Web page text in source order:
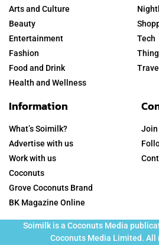
Arts and Culture
Beauty
Entertainment
Fashion
Food and Drink
Health and Wellness
Tech
Travel
Information
What’s Soimilk?
Advertise with us
Work with us
Coconuts
Grove Coconuts Brand
BK Magazine Online
Join
Soimilk is a Coconuts Media
Coconuts Media Limited. All